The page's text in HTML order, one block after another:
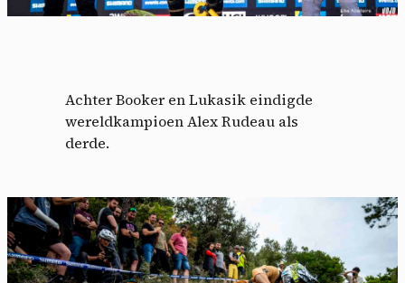
Achter Booker en Lukasik eindigde
wereldkampioen Alex Rudeau als
derde.